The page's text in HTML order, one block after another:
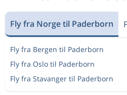
Fly fra Norge til Paderborn
Fly fra Bergen til Paderborn
Fly fra Oslo til Paderborn
Fly fra Stavanger til Paderborn